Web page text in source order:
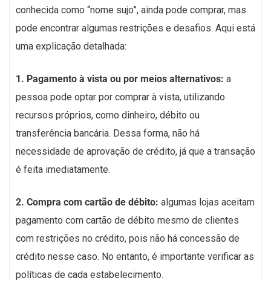
conhecida como “nome sujo”, ainda pode comprar, mas
pode encontrar algumas restrições e desafios. Aqui está
uma explicação detalhada:
1. Pagamento à vista ou por meios alternativos: a
pessoa pode optar por comprar à vista, utilizando
recursos próprios, como dinheiro, débito ou
transferência bancária. Dessa forma, não há
necessidade de aprovação de crédito, já que a transação
é feita imediatamente.
2. Compra com cartão de débito: algumas lojas aceitam
pagamento com cartão de débito mesmo de clientes
com restrições no crédito, pois não há concessão de
crédito nesse caso. No entanto, é importante verificar as
políticas de cada estabelecimento.